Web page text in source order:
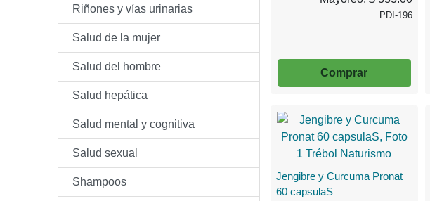
Riñones y vías urinarias
Salud de la mujer
Salud del hombre
Salud hepática
Salud mental y cognitiva
Salud sexual
Shampoos
PDI-196
Comprar
Jengibre y Curcuma Pronat
60 capsulaS